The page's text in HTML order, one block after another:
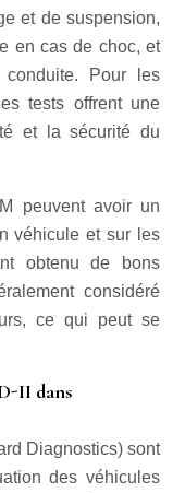
et de suspension,
en cas de choc, et
conduite. Pour les
tests offrent une
et la sécurité du
peuvent avoir un
véhicule et sur les
obtenu de bons
considéré
ce qui peut se
II dans
Diagnostics) sont
des véhicules